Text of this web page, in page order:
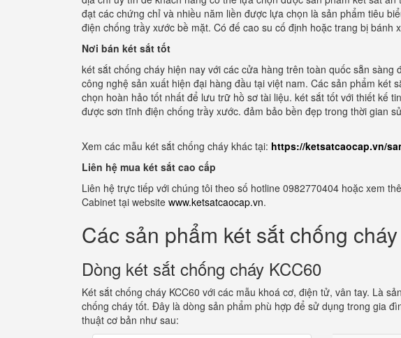
đạt các chứng chỉ và nhiều năm liền được lựa chọn là sản phẩm tiêu
điện chống trầy xước bề mặt. Có đế cao su cố định hoặc trang bị bánh
Nơi bán két sắt tốt
két sắt chống cháy hiện nay với các cửa hàng trên toàn quốc sẵn
công nghệ sản xuất hiện đại hàng đầu tại việt nam. Các sản phẩm két
chọn hoàn hảo tốt nhất để lưu trữ hồ sơ tài liệu. két sắt tốt với thiết kế
được sơn tĩnh điện chống trầy xước. đảm bảo bền đẹp trong thời gian
Xem các mẫu két sắt chống cháy khác tại: https://ketsatcaocap.vn/
Liên hệ mua két sắt cao cấp
Liên hệ trực tiếp với chúng tôi theo số hotline 0982770404 hoặc xem
Cabinet tại website www.ketsatcaocap.vn.
Các sản phẩm két sắt chống
Dòng két sắt chống cháy KCC60
Két sắt chống cháy KCC60 với các mẫu khoá cơ, điện tử, vân tay. Là
chống cháy tốt. Đây là dòng sản phẩm phù hợp để sử dụng trong gia
thuật cơ bản như sau: